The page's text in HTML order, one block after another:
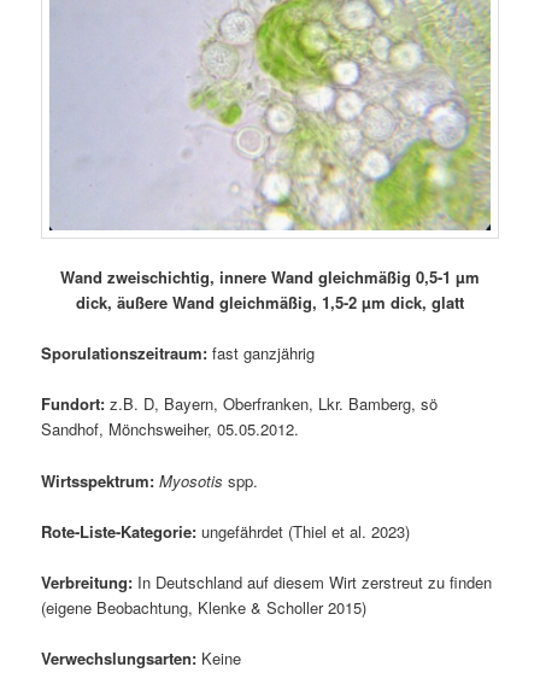
Wand zweischichtig, innere Wand gleichmäßig 0,5-1 µm
dick, äußere Wand gleichmäßig, 1,5-2 µm dick, glatt
Sporulationszeitraum:fast ganzjährig
Fundort: z.B. D, Bayern, Oberfranken, Lkr. Bamberg, sö
Sandhof, Mönchsweiher, 05.05.2012.
Wirtsspektrum: Myosotisspp.
Rote-Liste-Kategorie: ungefährdet (Thiel et al. 2023)
Verbreitung: In Deutschland auf diesem Wirt zerstreut zu finden
(eigene Beobachtung, Klenke & Scholler 2015)
Verwechslungsarten: Keine